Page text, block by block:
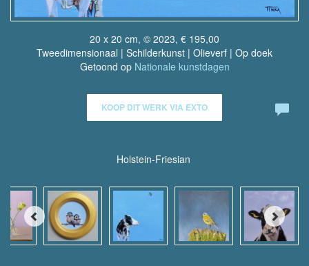
20 x 20 cm, © 2023, € 195,00
Tweedimensionaal | Schilderkunst | Olieverf | Op doek
Getoond op Nationale kunstdagen
KOOP DIT WERK VIA EXTO
Holstein-Friesian